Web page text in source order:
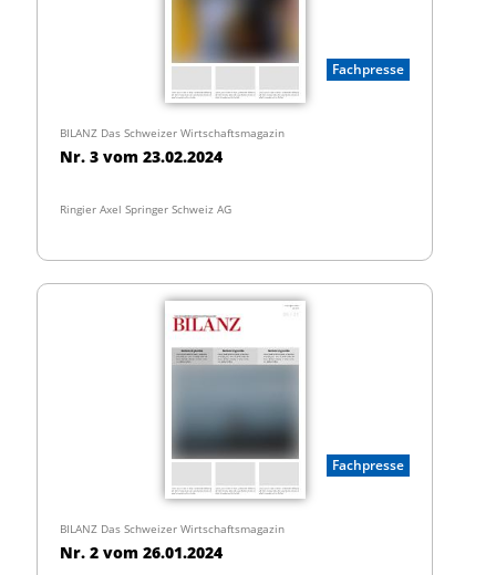
Fachpresse
BILANZ Das Schweizer Wirtschaftsmagazin
Nr. 3 vom 23.02.2024
Ringier Axel Springer Schweiz AG
Fachpresse
BILANZ Das Schweizer Wirtschaftsmagazin
Nr. 2 vom 26.01.2024